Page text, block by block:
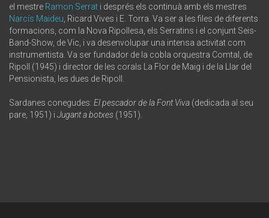
el mestre Ramon Serrat i després els continuà amb els mestres
Narcís Maideu , Ricard Vives i E. Torra. Va ser a les files de diferents
formacions, com la Nova Ripollesa, els Serratins i el conjunt Seis-
Band-Show, de Vic, i va desenvolupar una intensa activitat com
instrumentista. Va ser fundador de la cobla orquestra Comtal, de
Ripoll (1945) i director de les corals La Flor de Maig i de la Llar del
Pensionista, les dues de Ripoll.
Sardanes conegudes: El pescador de la Font Viva (dedicada al seu
pare, 1951) i Jugant a botxes (1951).